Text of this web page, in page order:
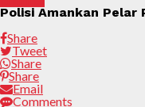
Polisi Amankan Pelar
Share
Tweet
Share
Share
Email
Comments